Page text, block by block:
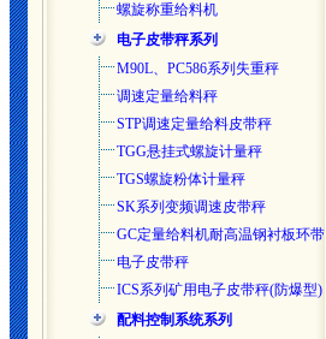
螺旋称重给料机
电子皮带秤系列
M90L、PC586系列失重秤
调速定量给料秤
STP调速定量给料皮带秤
TGG悬挂式螺旋计量秤
TGS螺旋粉体计量秤
SK系列变频调速皮带秤
GC定量给料机耐高温钢衬板环带
电子皮带秤
ICS系列矿用电子皮带秤(防爆型)
配料控制系统系列